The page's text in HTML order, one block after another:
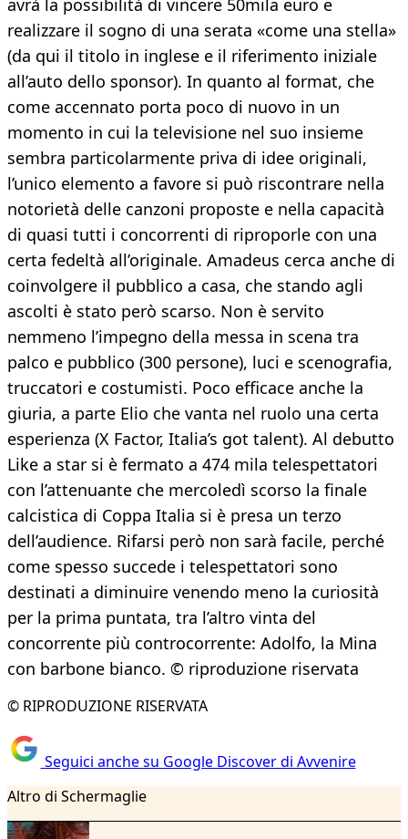
avrà la possibilità di vincere 50mila euro e
realizzare il sogno di una serata «come una stella»
(da qui il titolo in inglese e il riferimento iniziale
all’auto dello sponsor). In quanto al format, che
come accennato porta poco di nuovo in un
momento in cui la televisione nel suo insieme
sembra particolarmente priva di idee originali,
l’unico elemento a favore si può riscontrare nella
notorietà delle canzoni proposte e nella capacità
di quasi tutti i concorrenti di riproporle con una
certa fedeltà all’originale. Amadeus cerca anche di
coinvolgere il pubblico a casa, che stando agli
ascolti è stato però scarso. Non è servito
nemmeno l’impegno della messa in scena tra
palco e pubblico (300 persone), luci e scenografia,
truccatori e costumisti. Poco efficace anche la
giuria, a parte Elio che vanta nel ruolo una certa
esperienza (X Factor, Italia’s got talent). Al debutto
Like a star si è fermato a 474 mila telespettatori
con l’attenuante che mercoledì scorso la finale
calcistica di Coppa Italia si è presa un terzo
dell’audience. Rifarsi però non sarà facile, perché
come spesso succede i telespettatori sono
destinati a diminuire venendo meno la curiosità
per la prima puntata, tra l’altro vinta del
concorrente più controcorrente: Adolfo, la Mina
con barbone bianco. © riproduzione riservata
© RIPRODUZIONE RISERVATA
Seguici anche su Google Discover di Avvenire
Altro di Schermaglie